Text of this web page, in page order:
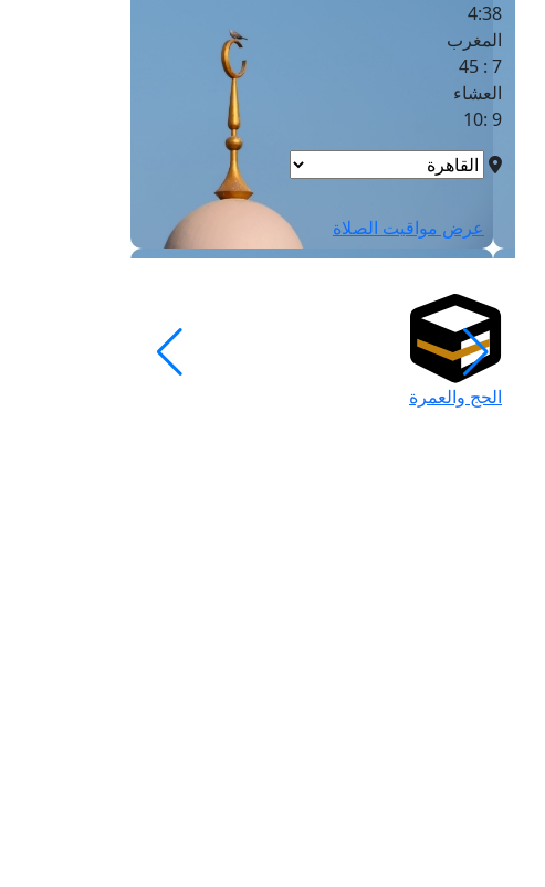
4:38
المغرب
7 : 45
العشاء
9 :10
عرض مواقيت الصلاة
الحج والعمرة